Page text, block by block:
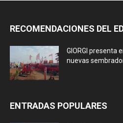
RECOMENDACIONES DEL
GIORGI presenta
nuevas
ENTRADAS POPULARES